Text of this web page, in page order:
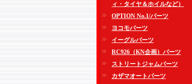
ィ・タイヤ＆ホイルなど）
OPTION No.1/パーツ
ヨコモパーツ
イーグルパーツ
RC926（KN企画）パーツ
ストリートジャムパーツ
カザマオートパーツ